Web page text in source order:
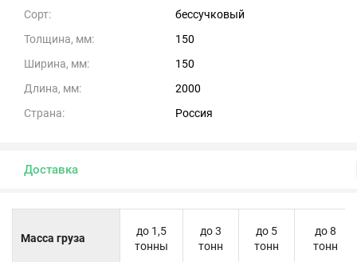
Сорт:
бессучковый
Толщина, мм:
150
Ширина, мм:
150
Длина, мм:
2000
Страна:
Россия
Доставка
Масса груза
до 1,5
тонны
до 3
тонн
до 5
тонн
до 8
тонн